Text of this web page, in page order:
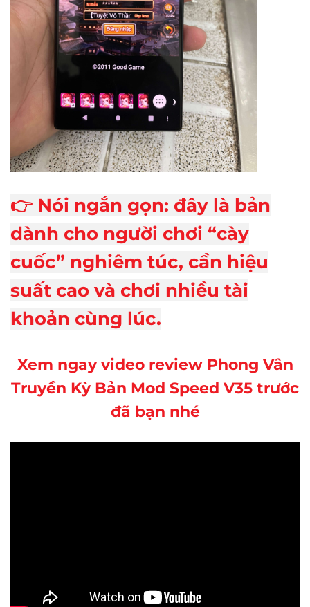
👉 Nói ngắn gọn: đây là bản
dành cho người chơi “cày
cuốc” nghiêm túc, cần hiệu
suất cao và chơi nhiều tài
khoản cùng lúc.
Xem ngay video review Phong Vân
Truyền Kỳ Bản Mod Speed V35 trước
đã bạn nhé